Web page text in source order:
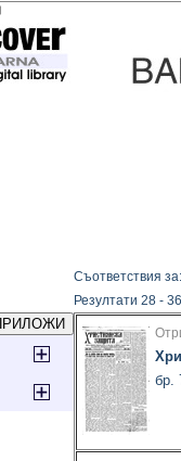
Съответствия за:
Резултати 28 -
бр.